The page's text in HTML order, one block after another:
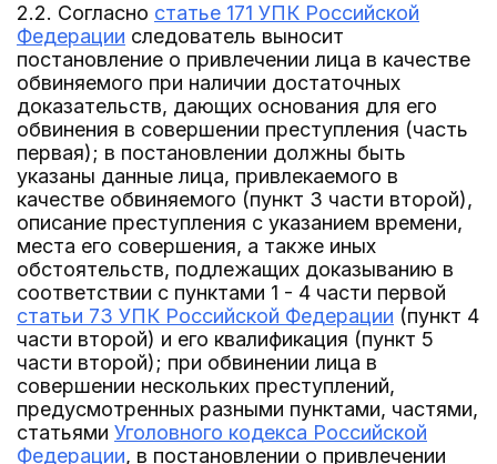
2.2. Согласно статье 171 УПК Российской
Федерации следователь выносит
постановление о привлечении лица в качестве
обвиняемого при наличии достаточных
доказательств, дающих основания для его
обвинения в совершении преступления (часть
первая); в постановлении должны быть
указаны данные лица, привлекаемого в
качестве обвиняемого (пункт 3 части второй),
описание преступления с указанием времени,
места его совершения, а также иных
обстоятельств, подлежащих доказыванию в
соответствии с пунктами 1 - 4 части первой
статьи 73 УПК Российской Федерации (пункт 4
части второй) и его квалификация (пункт 5
части второй); при обвинении лица в
совершении нескольких преступлений,
предусмотренных разными пунктами, частями,
статьями Уголовного кодекса Российской
Федерации, в постановлении о привлечении